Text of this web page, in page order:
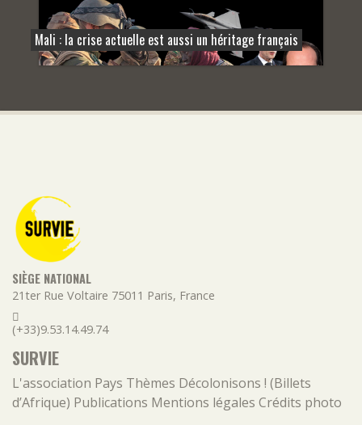
Mali : la crise actuelle est aussi un héritage français
SIÈGE NATIONAL
21ter Rue Voltaire 75011 Paris, France
(+33)9.53.14.49.74
SURVIE
L'association Pays Thèmes Décolonisons ! (Billets
d’Afrique) Publications Mentions légales Crédits photo